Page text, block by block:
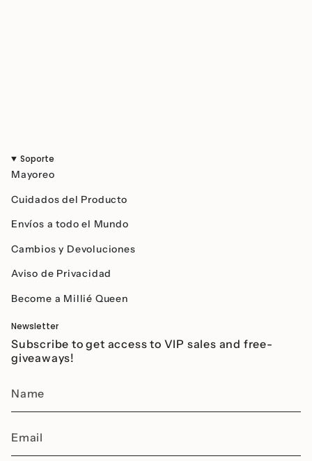
Soporte
Mayoreo
Cuidados del Producto
Envíos a todo el Mundo
Cambios y Devoluciones
Aviso de Privacidad
Become a Millié Queen
Newsletter
Subscribe to get access to VIP sales and free-
giveaways!